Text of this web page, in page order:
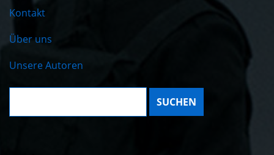
Kontakt
Über uns
Unsere Autoren
Suche: